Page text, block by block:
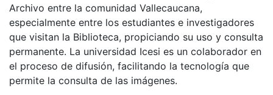
Archivo entre la comunidad Vallecaucana,
especialmente entre los estudiantes e investigadores
que visitan la Biblioteca, propiciando su uso y consulta
permanente. La universidad Icesi es un colaborador en
el proceso de difusión, facilitando la tecnología que
permite la consulta de las imágenes.